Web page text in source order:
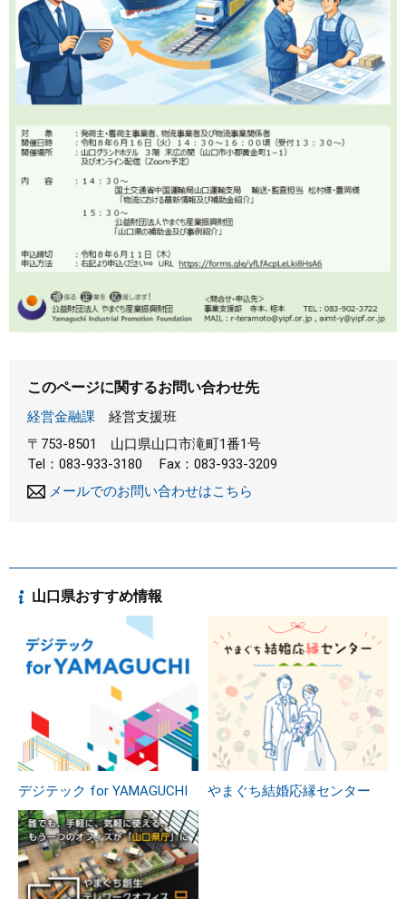
このページに関するお問い合わせ先
経営金融課
経営支援班
〒753-8501
山口県山口市滝町1番1号
Tel：083-933-3180
Fax：083-933-3209
メールでのお問い合わせはこちら
山口県おすすめ情報
デジテック for YAMAGUCHI やまぐち結婚応縁センター